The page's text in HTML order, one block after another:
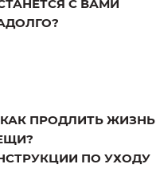
С ВАМИ
КАК ПРОДЛИТЬ ЖИЗНЬ
ПО УХОДУ